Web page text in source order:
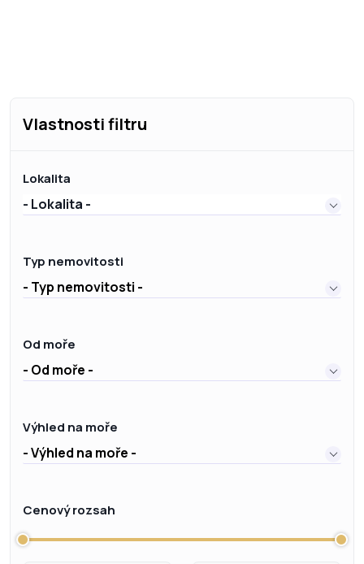
Vlastnosti filtru
Lokalita
- Lokalita -
Typ nemovitosti
- Typ nemovitosti -
Od moře
- Od moře -
Výhled na moře
- Výhled na moře -
Cenový rozsah